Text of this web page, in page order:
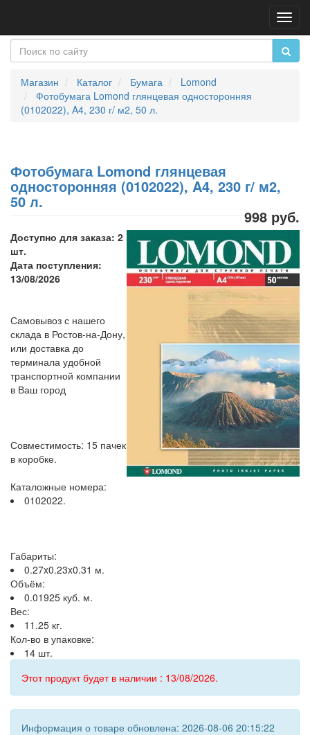
Магазин Каталог Бумага
Lomond
Фотобумага Lomond глянцевая односторонняя
(0102022), A4, 230 г/ м2, 50 л.
Фотобумага Lomond глянцевая
односторонняя (0102022), A4, 230 г/ м2,
50 л.
998 руб.
Доступно для заказа: 2
шт.
Дата поступления:
13/08/2026
Самовывоз с нашего
склада в Ростов-на-Дону,
или доставка до
терминала удобной
транспортной компании
в Ваш город
Совместимость: 15 пачек
в коробке.
Каталожные номера:
0102022.
Габариты:
0.27x0.23x0.31 м.
Объём:
0.01925 куб. м.
Вес:
11.25 кг.
Кол-во в упаковке:
14 шт.
Этот продукт будет в наличии : 13/08/2026.
Информация о товаре обновлена: 2026-08-06 20:15:22